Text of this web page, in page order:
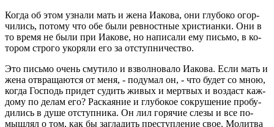
Когда об этом узна­ли мать и жена Иа­ко­ва, они глу­бо­ко огор­
чи­лись, по­то­му что обе были рев­ност­ные хри­сти­ан­ки. Они в
то время не были при Иа­ко­ве, но на­пи­са­ли ему пись­мо, в ко­
то­ром стро­го уко­ря­ли его за от­ступ­ни­че­ство.
Это пись­мо очень сму­ти­ло и взвол­но­ва­ло Иа­ко­ва. Если мать и
жена от­вра­ща­ют­ся от меня, - по­ду­мал он, - что будет со мною,
когда Гос­подь при­дет су­дить живых и мерт­вых и воз­даст каж­
до­му по делам его? Рас­ка­я­ние и глу­бо­кое со­кру­ше­ние про­бу­
ди­лись в душе от­ступ­ни­ка. Он лил го­ря­чие слезы и все по­
мыш­лял о том, как бы за­гла­дить пре­ступ­ле­ние свое. Мо­лит­ва